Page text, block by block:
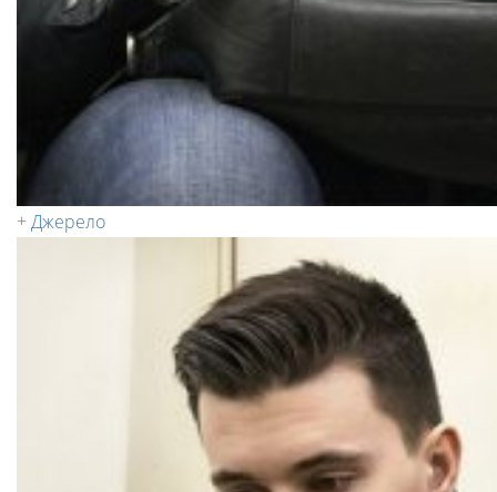
+ Джерело